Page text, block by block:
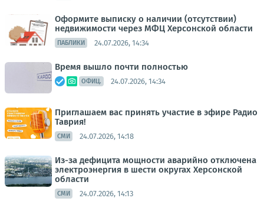
Оформите выписку о наличии (отсутствии)
недвижимости через МФЦ Херсонской области
ПАБЛИКИ 24.07.2026, 14:34
Время вышло почти полностью
ОФИЦ. 24.07.2026, 14:34
Приглашаем вас принять участие в эфире Радио
Таврия!
СМИ 24.07.2026, 14:18
Из-за дефицита мощности аварийно отключена
электроэнергия в шести округах Херсонской
области
СМИ 24.07.2026, 14:13